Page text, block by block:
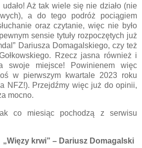
Aż tak wiele się nie działo (nie
a do tego podróż pociągiem
oraz czytanie, więc nie było
sensie tytuły rozpoczętych już
Dariusza Domagalskiego, czy też
Rzecz jasna również i
swoje miejsce! Powinienem więc
w pierwszym kwartale 2023 roku
NFZ!). Przejdźmy więc już do opinii,
mocno.
co miesiąc pochodzą z serwisu
„Więzy krwi” – Dariusz Domagalski